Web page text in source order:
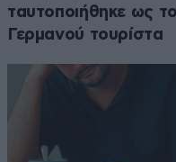
ταυτοποιήθηκε ως
Γερμανού τουρίστα